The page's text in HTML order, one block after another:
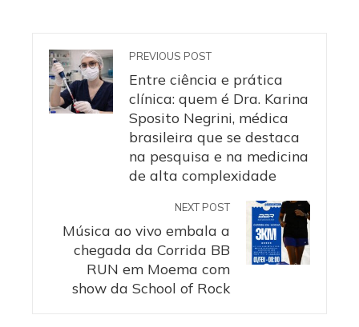
PREVIOUS POST
Entre ciência e prática
clínica: quem é Dra. Karina
Sposito Negrini, médica
brasileira que se destaca
na pesquisa e na medicina
de alta complexidade
NEXT POST
Música ao vivo embala a
chegada da Corrida BB
RUN em Moema com
show da School of Rock